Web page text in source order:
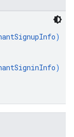
)
)